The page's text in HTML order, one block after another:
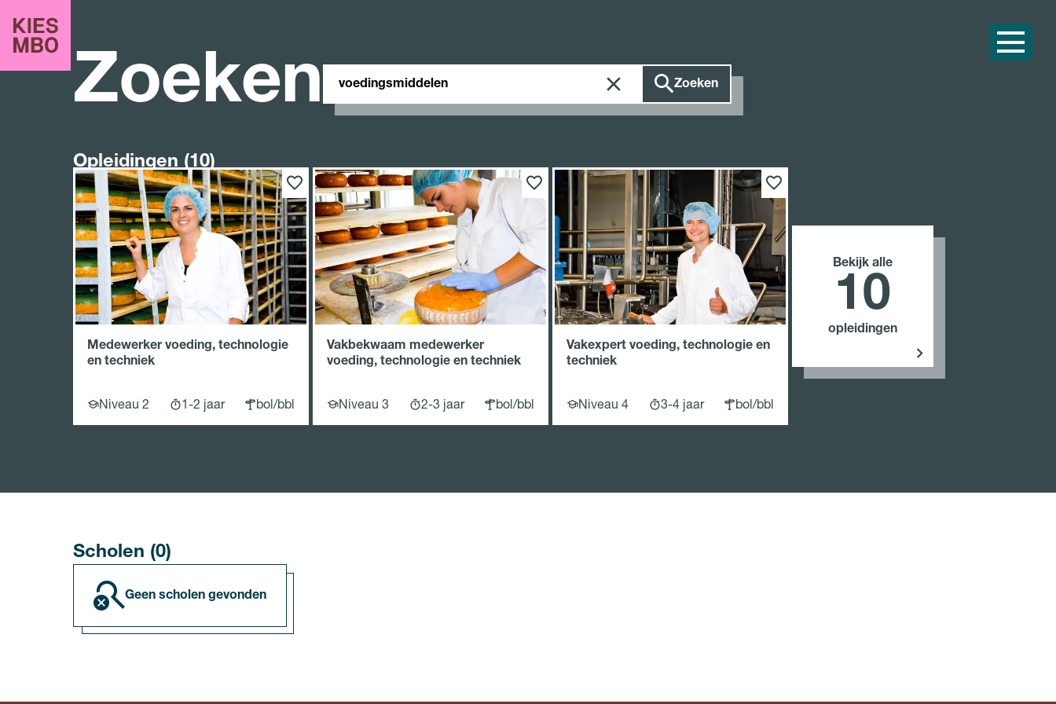
Zoeken site
Zoeken
Opleidingen (10)
Medewerker voeding, technologie
en techniek
Niveau 2 1-2 jaar bol/bbl
Vakbekwaam medewerker
voeding, technologie en techniek
Niveau 3 2-3 jaar bol/bbl
Vakexpert voeding, technologie en
techniek
Niveau 4 3-4 jaar bol/bbl
Bekijk alle
10
opleidingen
Scholen (0)
geen scholen gevonden